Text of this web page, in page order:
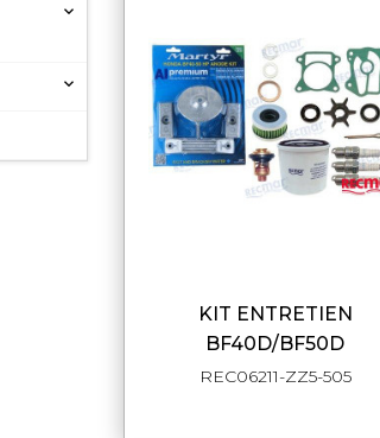


APERÇU RAPIDE
KIT ENTRETIEN
BF40D/BF50D
REC06211-ZZ5-505